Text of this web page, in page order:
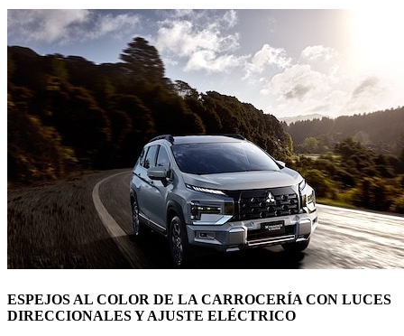
ESPEJOS AL COLOR DE LA CARROCERÍA CON LUCES
DIRECCIONALES Y AJUSTE ELÉCTRICO